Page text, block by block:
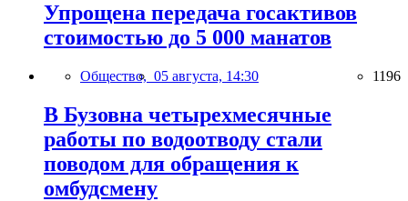
Упрощена передача госактивов
стоимостью до 5 000 манатов
Общество, 05 августа, 14:30 1196
В Бузовна четырехмесячные
работы по водоотводу стали
поводом для обращения к
омбудсмену